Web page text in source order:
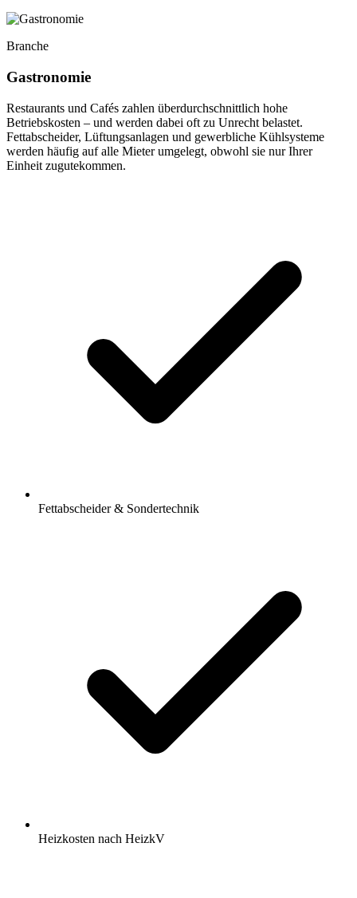
Branche
Gastronomie
Restaurants und Cafés zahlen überdurchschnittlich hohe
Betriebskosten – und werden dabei oft zu Unrecht belastet.
Fettabscheider, Lüftungsanlagen und gewerbliche Kühlsysteme
werden häufig auf alle Mieter umgelegt, obwohl sie nur Ihrer
Einheit zugutekommen.
Fettabscheider & Sondertechnik
Heizkosten nach HeizkV